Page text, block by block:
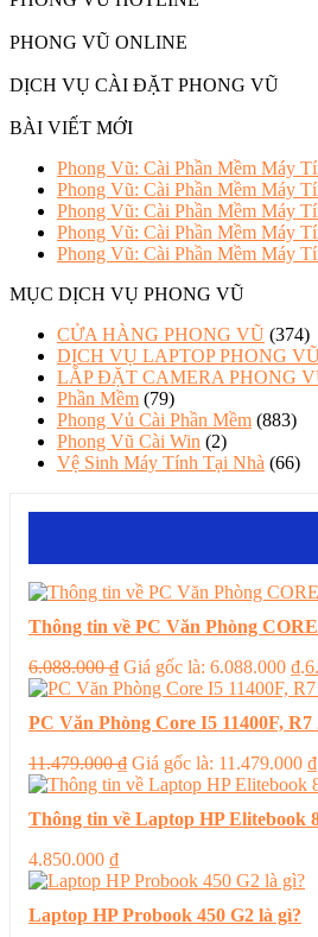
PHONG VŨ ONLINE
DỊCH VỤ CÀI ĐẶT PHONG VŨ
BÀI VIẾT MỚI
Phong Vũ: Cài Phần Mềm Máy
Phong Vũ: Cài Phần Mềm Máy
Phong Vũ: Cài Phần Mềm Máy
Phong Vũ: Cài Phần Mềm Máy
Phong Vũ: Cài Phần Mềm Máy
MỤC DỊCH VỤ PHONG VŨ
CỬA HÀNG PHONG VŨ (374)
DỊCH VỤ LAPTOP PHONG VŨ
LẮP ĐẶT CAMERA PHONG
Phần Mềm (79)
Phong Vủ Cài Phần Mềm (883)
Phong Vũ Cài Win (2)
Vệ Sinh Máy Tính Tại Nhà (66)
Thông tin về PC Văn Phòng
6.088.000₫ Giá gốc là: 6.088.000 ₫.
PC Văn Phòng Core I5 11400F,
11.479.000₫ Giá gốc là: 11.479.000
Thông tin về Laptop HP Elitebook
4.850.000 ₫
Laptop HP Probook 450 G2 là gì?